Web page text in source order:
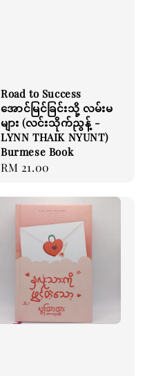
Road to Success
အောင်မြင်ခြင်းသို့ လမ်းမ
များ (လင်းသိုက်ညွန့် -
LYNN THAIK NYUNT)
Burmese Book
Regular
RM 21.00